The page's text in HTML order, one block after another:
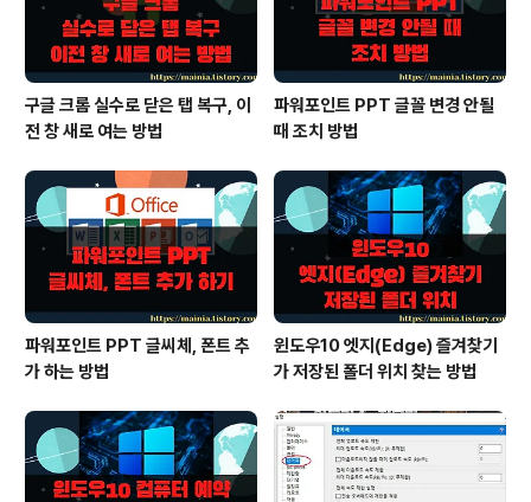
구글 크롬 실수로 닫은 탭 복구, 이
전 창 새로 여는 방법
파워포인트 PPT 글꼴 변경 안될
때 조치 방법
파워포인트 PPT 글씨체, 폰트 추
가 하는 방법
윈도우10 엣지(Edge) 즐겨찾기
가 저장된 폴더 위치 찾는 방법